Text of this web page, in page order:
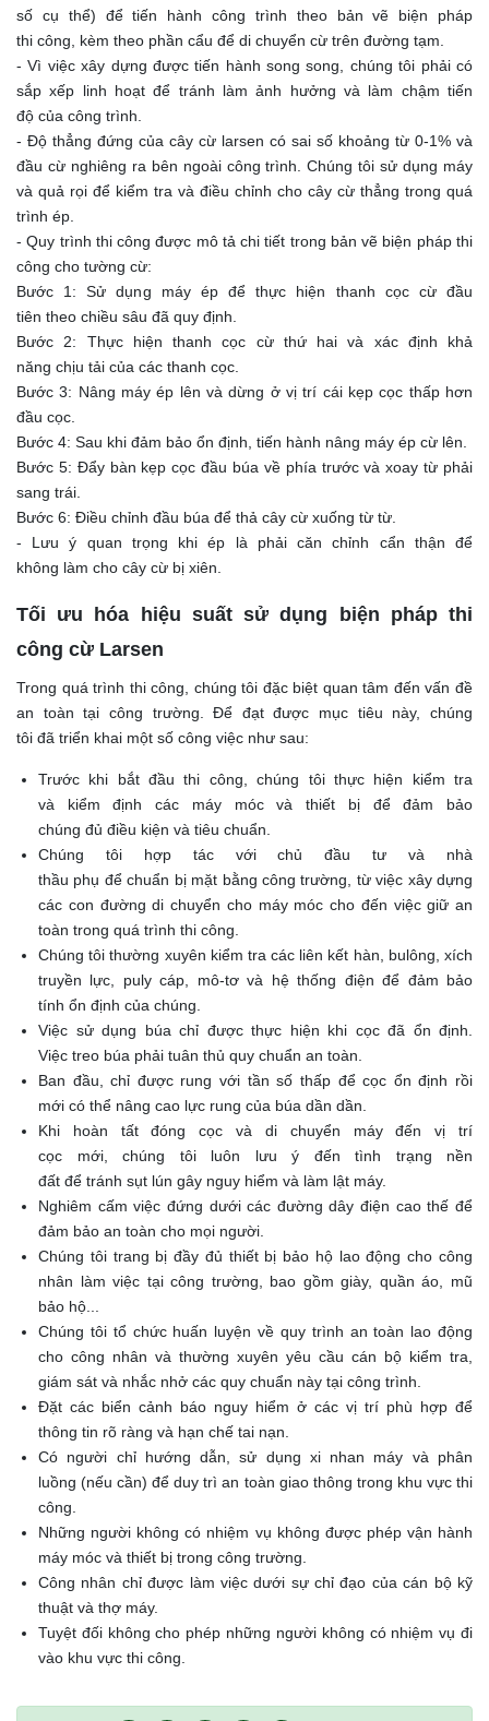
số cụ thể) để tiến hành công trình theo bản vẽ biện pháp
thi công, kèm theo phần cẩu để di chuyển cừ trên đường tạm.
- Vì việc xây dựng được tiến hành song song, chúng tôi phải có
sắp xếp linh hoạt để tránh làm ảnh hưởng và làm chậm tiến
độ của công trình.
- Độ thẳng đứng của cây cừ larsen có sai số khoảng từ 0-1% và
đầu cừ nghiêng ra bên ngoài công trình. Chúng tôi sử dụng máy
và quả rọi để kiểm tra và điều chỉnh cho cây cừ thẳng trong quá
trình ép.
- Quy trình thi công được mô tả chi tiết trong bản vẽ biện pháp thi
công cho tường cừ:
Bước 1: Sử dụng máy ép để thực hiện thanh cọc cừ đầu
tiên theo chiều sâu đã quy định.
Bước 2: Thực hiện thanh cọc cừ thứ hai và xác định khả
năng chịu tải của các thanh cọc.
Bước 3: Nâng máy ép lên và dừng ở vị trí cái kẹp cọc thấp hơn
đầu cọc.
Bước 4: Sau khi đảm bảo ổn định, tiến hành nâng máy ép cừ lên.
Bước 5: Đẩy bàn kẹp cọc đầu búa về phía trước và xoay từ phải
sang trái.
Bước 6: Điều chỉnh đầu búa để thả cây cừ xuống từ từ.
- Lưu ý quan trọng khi ép là phải căn chỉnh cẩn thận để
không làm cho cây cừ bị xiên.
Tối ưu hóa hiệu suất sử dụng biện pháp thi
công cừ Larsen
Trong quá trình thi công, chúng tôi đặc biệt quan tâm đến vấn đề
an toàn tại công trường. Để đạt được mục tiêu này, chúng
tôi đã triển khai một số công việc như sau:
Trước khi bắt đầu thi công, chúng tôi thực hiện kiểm tra
và kiểm định các máy móc và thiết bị để đảm bảo
chúng đủ điều kiện và tiêu chuẩn.
Chúng tôi hợp tác với chủ đầu tư và nhà
thầu phụ để chuẩn bị mặt bằng công trường, từ việc xây dựng
các con đường di chuyển cho máy móc cho đến việc giữ an
toàn trong quá trình thi công.
Chúng tôi thường xuyên kiểm tra các liên kết hàn, bulông, xích
truyền lực, puly cáp, mô-tơ và hệ thống điện để đảm bảo
tính ổn định của chúng.
Việc sử dụng búa chỉ được thực hiện khi cọc đã ổn định.
Việc treo búa phải tuân thủ quy chuẩn an toàn.
Ban đầu, chỉ được rung với tần số thấp để cọc ổn định rồi
mới có thể nâng cao lực rung của búa dần dần.
Khi hoàn tất đóng cọc và di chuyển máy đến vị trí
cọc mới, chúng tôi luôn lưu ý đến tình trạng nền
đất để tránh sụt lún gây nguy hiểm và làm lật máy.
Nghiêm cấm việc đứng dưới các đường dây điện cao thế để
đảm bảo an toàn cho mọi người.
Chúng tôi trang bị đầy đủ thiết bị bảo hộ lao động cho công
nhân làm việc tại công trường, bao gồm giày, quần áo, mũ
bảo hộ...
Chúng tôi tổ chức huấn luyện về quy trình an toàn lao động
cho công nhân và thường xuyên yêu cầu cán bộ kiểm tra,
giám sát và nhắc nhở các quy chuẩn này tại công trình.
Đặt các biển cảnh báo nguy hiểm ở các vị trí phù hợp để
thông tin rõ ràng và hạn chế tai nạn.
Có người chỉ hướng dẫn, sử dụng xi nhan máy và phân
luồng (nếu cần) để duy trì an toàn giao thông trong khu vực thi
công.
Những người không có nhiệm vụ không được phép vận hành
máy móc và thiết bị trong công trường.
Công nhân chỉ được làm việc dưới sự chỉ đạo của cán bộ kỹ
thuật và thợ máy.
Tuyệt đối không cho phép những người không có nhiệm vụ đi
vào khu vực thi công.